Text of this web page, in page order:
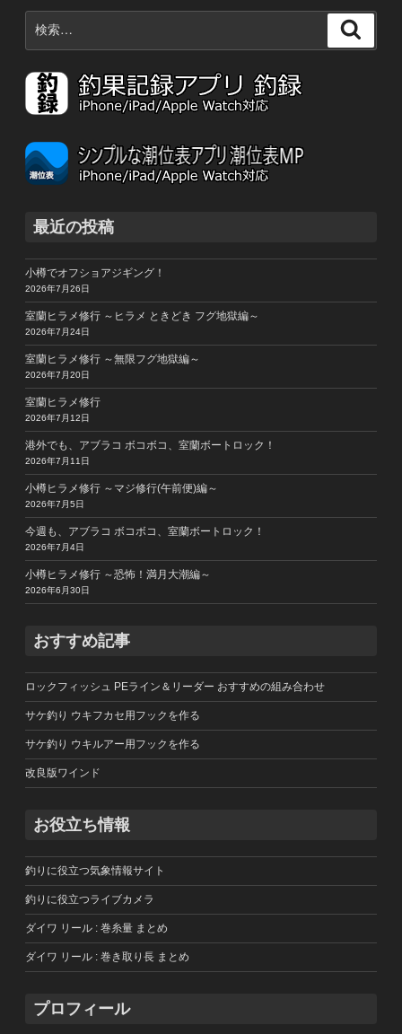
ン
索:
最近の投稿
小樽でオフショアジギング！
2026年7月26日
室蘭ヒラメ修行 ～ヒラメ ときどき フグ地獄編～
2026年7月24日
室蘭ヒラメ修行 ～無限フグ地獄編～
2026年7月20日
室蘭ヒラメ修行
2026年7月12日
港外でも、アブラコ ボコボコ、室蘭ボートロック！
2026年7月11日
小樽ヒラメ修行 ～マジ修行(午前便)編～
2026年7月5日
今週も、アブラコ ボコボコ、室蘭ボートロック！
2026年7月4日
小樽ヒラメ修行 ～恐怖！満月大潮編～
2026年6月30日
おすすめ記事
ロックフィッシュ PEライン＆リーダー おすすめの組み合わせ
サケ釣り ウキフカセ用フックを作る
サケ釣り ウキルアー用フックを作る
改良版ワインド
お役立ち情報
釣りに役立つ気象情報サイト
釣りに役立つライブカメラ
ダイワ リール : 巻糸量 まとめ
ダイワ リール : 巻き取り長 まとめ
プロフィール